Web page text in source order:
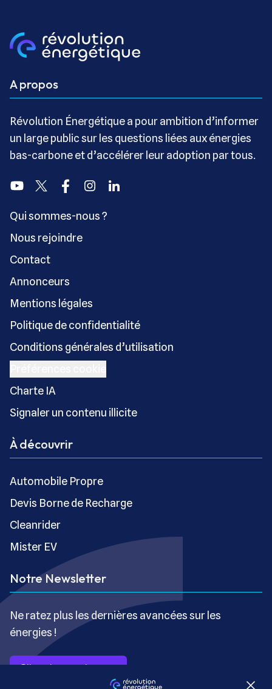
A propos
Révolution Énergétique a pour ambition d’informer
un large public sur les questions liées aux énergies
bas-carbone et d’accélérer leur adoption par tous.
YoutubeTwitter FacebookInstagramLinkedin
Qui sommes-nous ?
Nous rejoindre
Contact
Annonceurs
Mentions légales
Politique de confidentialité
Conditions générales d’utilisation
Charte IA
Signaler un contenu illicite
À découvrir
Automobile Propre
Devis Borne de Recharge
Cleanrider
Mister EV
Notre Newsletter
Ne ratez plus les dernières avancées sur les
énergies !
S’inscrire gratuitement